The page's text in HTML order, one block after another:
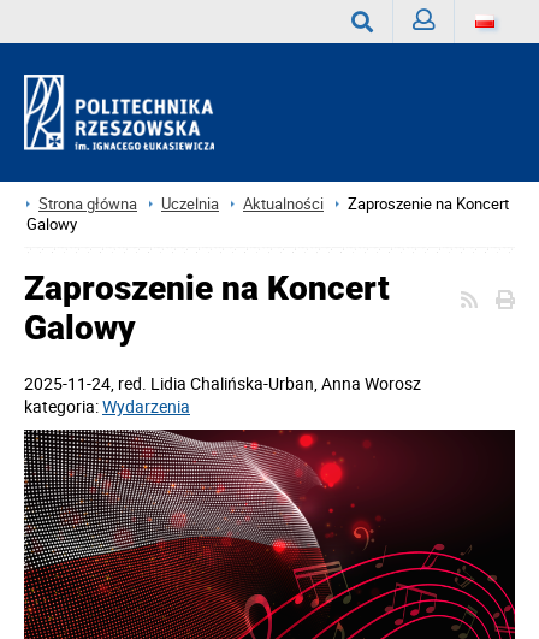
Strona główna Uczelnia Aktualności
Zaproszenie na Koncert
Galowy
Zaproszenie na Koncert
Galowy
2025-11-24, red. Lidia Chalińska-Urban, Anna Worosz
kategoria:Wydarzenia